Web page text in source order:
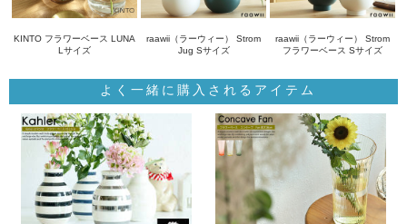
KINTO フラワーベース LUNA
Lサイズ
raawii（ラーウィー） Strom
Jug Sサイズ
raawii（ラーウィー） Strom
フラワーベース Sサイズ
よく一緒に購入されるアイテム